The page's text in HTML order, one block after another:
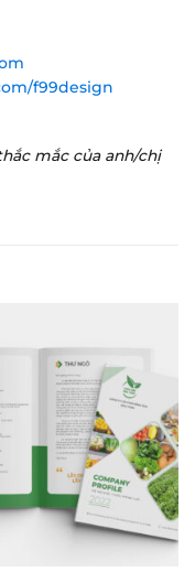
f99design
mắc của anh/chị